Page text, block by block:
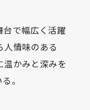
台で幅広く活躍
人情味のある
かみと深みを
。